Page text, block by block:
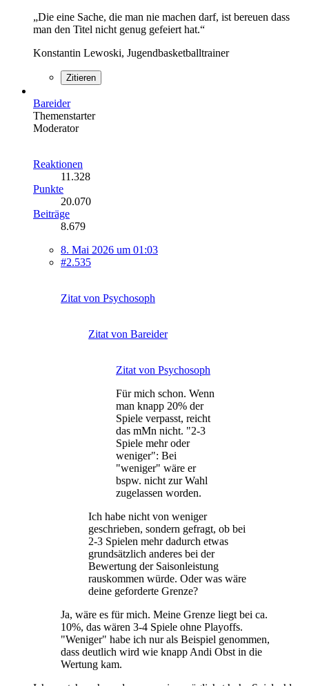
„Die eine Sache, die man nie machen darf, ist bereuen dass
man den Titel nicht genug gefeiert hat.“
Konstantin Lewoski, Jugendbasketballtrainer
Zitieren
Bareider
Themenstarter
Moderator
Reaktionen
11.328
Punkte
20.070
Beiträge
8.679
8. Mai 2026 um 01:03
#2.535
Zitat von Psychosoph
Zitat von Bareider
Zitat von Psychosoph
Für mich schon. Wenn
man knapp 20% der
Spiele verpasst, reicht
das mMn nicht. "2-3
Spiele mehr oder
weniger": Bei
"weniger" wäre er
bspw. nicht zur Wahl
zugelassen worden.
Ich habe nicht von weniger
geschrieben, sondern gefragt, ob bei
2-3 Spielen mehr dadurch etwas
grundsätzlich anderes bei der
Bewertung der Saisonleistung
rauskommen würde. Oder was wäre
deine geforderte Grenze?
Ja, wäre es für mich. Meine Grenze liegt bei ca.
10%, das wären 3-4 Spiele ohne Playoffs.
"Weniger" habe ich nur als Beispiel genommen,
dass deutlich wird wie knapp Andi Obst in die
Wertung kam.